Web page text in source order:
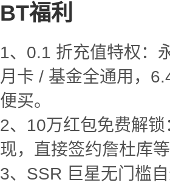
BT福利
1、0.1 折充值特权：
月卡 / 基金全通用，
便买。
2、10万红包免费解
现，直接签约詹杜库等
3、SSR 巨星无门槛